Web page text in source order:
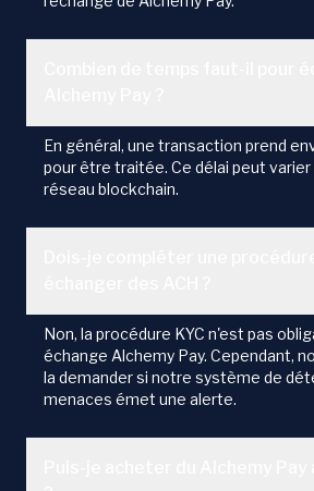
En général, une transaction prend
pour être traitée. Ce délai peut varier
réseau blockchain.
Non, la procédure KYC n'est pas
échange Alchemy Pay. Cependant,
la demander si notre système de
menaces émet une alerte.